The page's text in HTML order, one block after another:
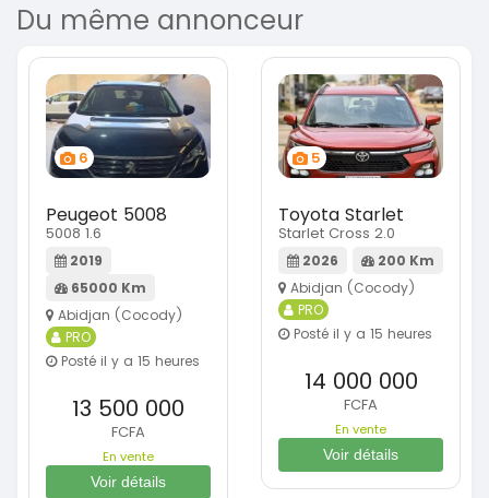
Du même annonceur
6
Peugeot 5008
5008 1.6
2019
65000 Km
Abidjan (Cocody)
PRO
Posté il y a 15 heures
13 500 000
FCFA
En vente
Voir détails
5
Toyota Starlet
Starlet Cross 2.0
2026
200 Km
Abidjan (Cocody)
PRO
Posté il y a 15 heures
14 000 000
FCFA
En vente
Voir détails